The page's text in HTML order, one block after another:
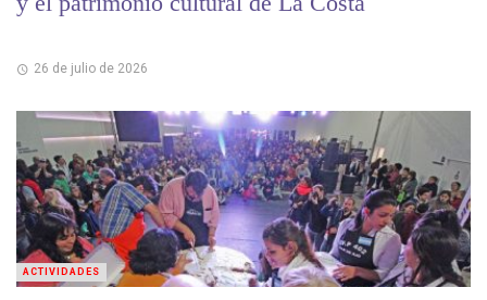
26 de julio de 2026
ACTIVIDADES